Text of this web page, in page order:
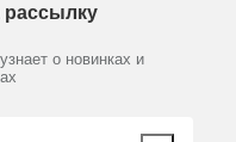
рассылку
о новинках и